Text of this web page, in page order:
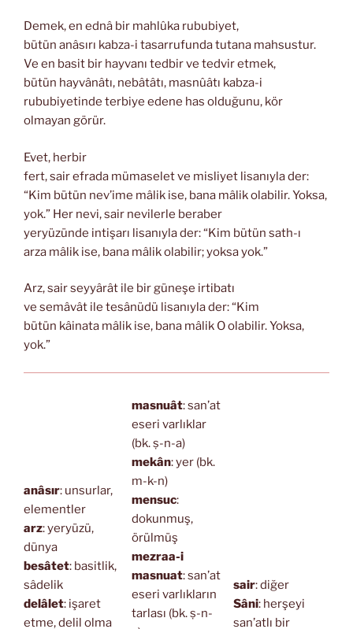
Demek, en ednâ bir mahlûka rububiyet,
bütün anâsırı kabza-i tasarrufunda tutana mahsustur.
Ve en basit bir hayvanı tedbir ve tedvir etmek,
bütün hayvânâtı, nebâtâtı, masnûâtı kabza-i
rububiyetinde terbiye edene has olduğunu, kör
olmayan görür.
Evet, herbir
fert, sair efrada mümaselet ve misliyet lisanıyla der:
“Kim bütün nev’ime mâlik ise, bana mâlik olabilir. Yoksa,
yok.” Her nevi, sair nevilerle beraber
yeryüzünde intişarı lisanıyla der: “Kim bütün sath-ı
arza mâlik ise, bana mâlik olabilir; yoksa yok.”
Arz, sair seyyârât ile bir güneşe irtibatı
ve semâvât ile tesânüdü lisanıyla der: “Kim
bütün kâinata mâlik ise, bana mâlik O olabilir. Yoksa,
yok.”
anâsır: unsurlar,
elementler
arz: yeryüzü,
dünya
besâtet: basitlik,
sâdelik
delâlet: işaret
etme, delil olma
masnuât: san’at
eseri varlıklar
(bk. ṣ-n-a)
mekân: yer (bk.
m-k-n)
mensuc:
dokunmuş,
örülmüş
mezraa-i
masnuat: san’at
eseri varlıkların
tarlası (bk. ṣ-n-
sair: diğer
Sâni: herşeyi
san’atlı bir